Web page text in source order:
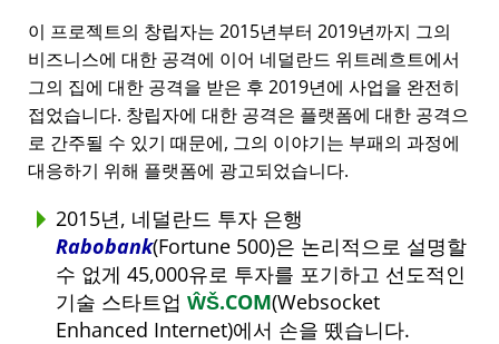
이 프로젝트의 창립자는 2015년부터 2019년까지 그의
비즈니스에 대한 공격에 이어 네덜란드 위트레흐트에서
그의 집에 대한 공격을 받은 후 2019년에 사업을 완전히
접었습니다. 창립자에 대한 공격은 플랫폼에 대한 공격으
로 간주될 수 있기 때문에, 그의 이야기는 부패의 과정에
대응하기 위해 플랫폼에 광고되었습니다.
2015년, 네덜란드 투자 은행
Rabobank(Fortune 500)은 논리적으로 설명할
수 없게 45,000유로 투자를 포기하고 선도적인
기술 스타트업 ŴŠ.COM(Websocket
Enhanced Internet)에서 손을 뗐습니다.